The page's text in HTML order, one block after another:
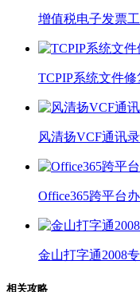
增值税电子发票
TCPIP系统文件
风清扬VCF通讯
Office365跨平台
金山打字通2008
相关攻略